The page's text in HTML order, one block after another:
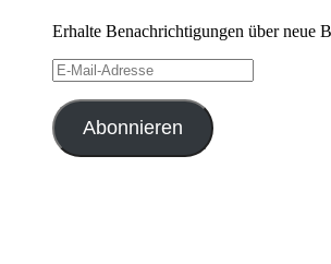
Erhalte Benachrichtigungen über neue
E-
Mail-
Adresse
Abonnieren